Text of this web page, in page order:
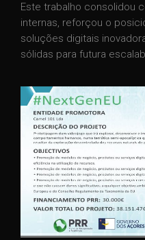
Este trabalho consolidou
internas, reforçou o
soluções digitais
sólidas para futura